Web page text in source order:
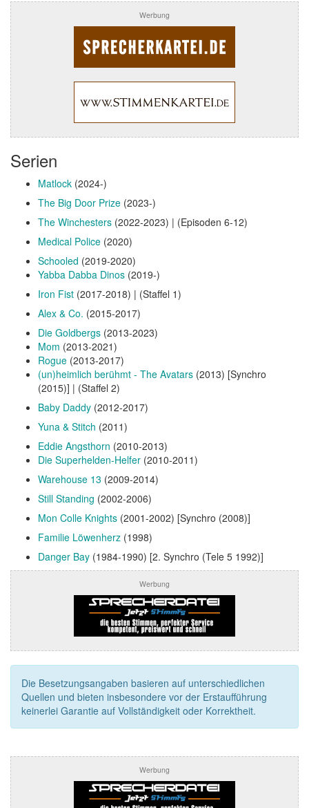
Werbung
Serien
Matlock (2024-)
The Big Door Prize (2023-)
The Winchesters (2022-2023) | (Episoden 6-12)
Medical Police (2020)
Schooled (2019-2020)
Yabba Dabba Dinos (2019-)
Iron Fist (2017-2018) | (Staffel 1)
Alex & Co. (2015-2017)
Die Goldbergs (2013-2023)
Mom (2013-2021)
Rogue (2013-2017)
(un)heimlich berühmt - The Avatars (2013) [Synchro
(2015)] | (Staffel 2)
Baby Daddy (2012-2017)
Yuna & Stitch (2011)
Eddie Angsthorn (2010-2013)
Die Superhelden-Helfer (2010-2011)
Warehouse 13 (2009-2014)
Still Standing (2002-2006)
Mon Colle Knights (2001-2002) [Synchro (2008)]
Familie Löwenherz (1998)
Danger Bay (1984-1990) [2. Synchro (Tele 5 1992)]
Werbung
Die Besetzungsangaben basieren auf unterschiedlichen
Quellen und bieten insbesondere vor der Erstaufführung
keinerlei Garantie auf Vollständigkeit oder Korrektheit.
Werbung